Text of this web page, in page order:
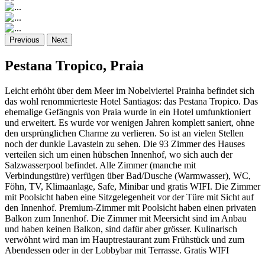
Previous Next
Pestana Tropico, Praia
Leicht erhöht über dem Meer im Nobelviertel Prainha befindet sich
das wohl renommierteste Hotel Santiagos: das Pestana Tropico. Das
ehemalige Gefängnis von Praia wurde in ein Hotel umfunktioniert
und erweitert. Es wurde vor wenigen Jahren komplett saniert, ohne
den ursprünglichen Charme zu verlieren. So ist an vielen Stellen
noch der dunkle Lavastein zu sehen. Die 93 Zimmer des Hauses
verteilen sich um einen hübschen Innenhof, wo sich auch der
Salzwasserpool befindet. Alle Zimmer (manche mit
Verbindungstüre) verfügen über Bad/Dusche (Warmwasser), WC,
Föhn, TV, Klimaanlage, Safe, Minibar und gratis WIFI. Die Zimmer
mit Poolsicht haben eine Sitzgelegenheit vor der Türe mit Sicht auf
den Innenhof. Premium-Zimmer mit Poolsicht haben einen privaten
Balkon zum Innenhof. Die Zimmer mit Meersicht sind im Anbau
und haben keinen Balkon, sind dafür aber grösser. Kulinarisch
verwöhnt wird man im Hauptrestaurant zum Frühstück und zum
Abendessen oder in der Lobbybar mit Terrasse. Gratis WIFI